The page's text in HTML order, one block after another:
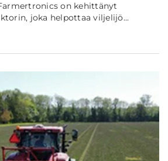
on kehittänyt
joka helpottaa viljelijö...